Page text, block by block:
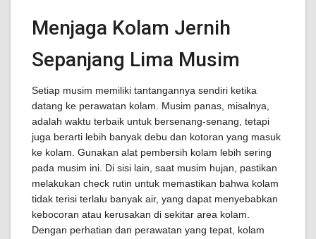
Menjaga Kolam Jernih
Sepanjang Lima Musim
Setiap musim memiliki tantangannya sendiri ketika
datang ke perawatan kolam. Musim panas, misalnya,
adalah waktu terbaik untuk bersenang-senang, tetapi
juga berarti lebih banyak debu dan kotoran yang masuk
ke kolam. Gunakan alat pembersih kolam lebih sering
pada musim ini. Di sisi lain, saat musim hujan, pastikan
melakukan check rutin untuk memastikan bahwa kolam
tidak terisi terlalu banyak air, yang dapat menyebabkan
kebocoran atau kerusakan di sekitar area kolam.
Dengan perhatian dan perawatan yang tepat, kolam